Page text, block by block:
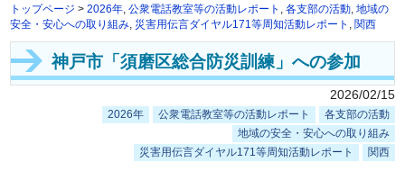
トップページ >2026年 ,公衆電話教室等の活動レポート ,各支部の活動 ,地域の
安全・安心への取り組み 災害用伝言ダイヤル171等周知活動レポート 関西
神戸市「須磨区総合防災訓練」への参加
2026/02/15
2026年 公衆電話教室等の活動レポート
各支部の活動
地域の安全・安心への取り組み
災害用伝言ダイヤル171等周知活動レポート
関西